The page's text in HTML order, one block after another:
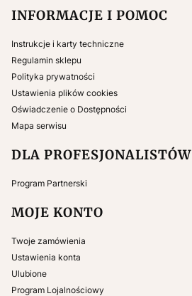
INFORMACJE I POMOC
Instrukcje i karty techniczne
Regulamin sklepu
Polityka prywatności
Ustawienia plików cookies
Oświadczenie o Dostępności
Mapa serwisu
DLA PROFESJONALISTÓW
Program Partnerski
MOJE KONTO
Twoje zamówienia
Ustawienia konta
Ulubione
Program Lojalnościowy